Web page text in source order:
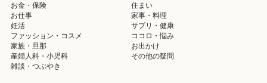
お金・保険
住まい
お仕事
家事・料理
妊活
サプリ・健康
ファッション・コスメ
ココロ・悩み
家族・旦那
お出かけ
産婦人科・小児科
その他の疑問
雑談・つぶやき